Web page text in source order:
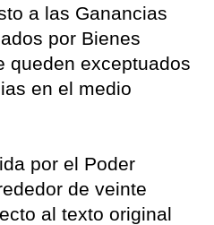
a las Ganancias
por Bienes
queden exceptuados
en el medio
por el Poder
de veinte
al texto original